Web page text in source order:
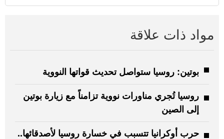
مواد ذات علاقة
بوتين: روسيا ستواصل تحديث قواتها النووية
روسيا تُجري مناورات نووية تزامناً مع زيارة بوتين
إلى الصين
حرب أوكرانيا تتسبب في خسارة روسيا لأصدقائها..